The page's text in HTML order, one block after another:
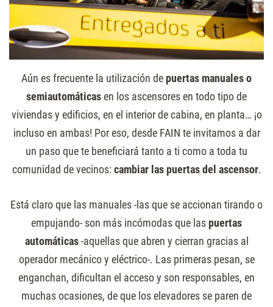
Aún es frecuente la utilización de puertas manuales o
semiautomáticasen los ascensores en todo tipo de
viviendas y edificios, en el interior de cabina, en planta… ¡o
incluso en ambas! Por eso, desde FAIN te invitamos a dar
un paso que te beneficiará tanto a ti como a toda tu
comunidad de vecinos: cambiar las puertas del ascensor.
Está claro que las manuales -las que se accionan tirando o
empujando- son más incómodas que las puertas
automáticas-aquellas que abren y cierran gracias al
operador mecánico y eléctrico-. Las primeras pesan, se
enganchan, dificultan el acceso y son responsables, en
muchas ocasiones, de que los elevadores se paren de